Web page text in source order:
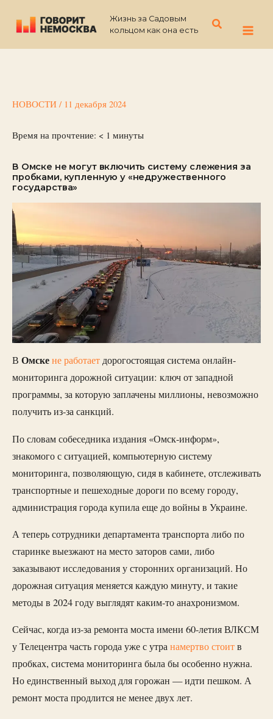
содержимому
Жизнь за Садовым
кольцом как она есть
Поиск
НОВОСТИ / 11 декабря 2024
Время на прочтение: < 1 минуты
В Омске не могут включить систему слежения за
пробками, купленную у «недружественного
государства»
В Омскене работаетдорогостоящая система онлайн-
мониторинга дорожной ситуации: ключ от западной
программы, за которую заплачены миллионы, невозможно
получить из-за санкций.
По словам собеседника издания «Омск-информ»,
знакомого с ситуацией, компьютерную систему
мониторинга, позволяющую, сидя в кабинете, отслеживать
транспортные и пешеходные дороги по всему городу,
администрация города купила еще до войны в Украине.
А теперь сотрудники департамента транспорта либо по
старинке выезжают на место заторов сами, либо
заказывают исследования у сторонних организаций. Но
дорожная ситуация меняется каждую минуту, и такие
методы в 2024 году выглядят каким-то анахронизмом.
Сейчас, когда из-за ремонта моста имени 60-летия ВЛКСМ
у Телецентра часть города уже с утранамертво стоитв
пробках, система мониторинга была бы особенно нужна.
Но единственный выход для горожан — идти пешком. А
ремонт моста продлится не менее двух лет.